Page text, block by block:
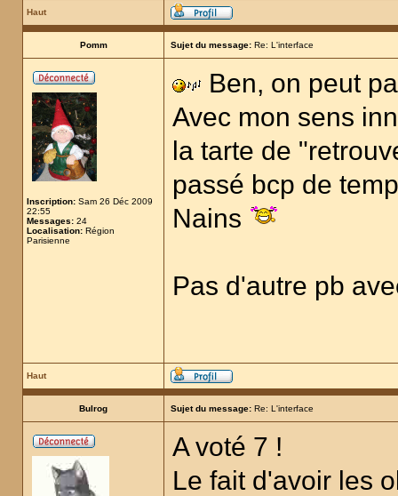
Haut
Pomm Sujet du message: Re: L'interface
Inscription: Sam 26 Déc 2009
22:55
Messages: 24
Localisation: Région
Parisienne
Ben, on peut
Avec mon sens
la tarte de
passé bcp de
Nains
Pas d'autre pb
Haut
Bulrog Sujet du message: Re: L'interface
A voté 7 !
Le fait d'avoir les